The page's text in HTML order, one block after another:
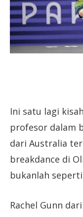
Ini satu lagi
profesor dalam
dari Australia
breakdance di
bukanlah
Rachel Gunn